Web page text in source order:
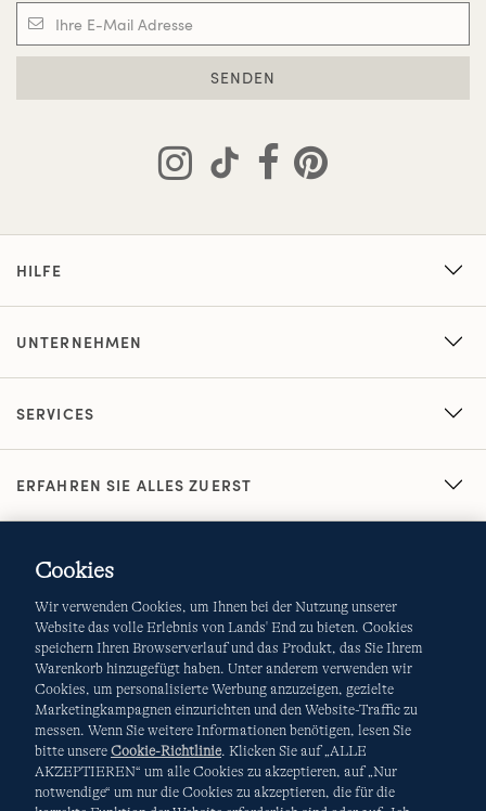
SENDEN
HILFE
UNTERNEHMEN
SERVICES
ERFAHREN SIE ALLES ZUERST
AGB Datenschutz & Sicherheit
Cookies-Ich möchte auswählen Site Map
Internationale Websites
Cookies
Wir verwenden Cookies, um Ihnen bei der Nutzung unserer
Website das volle Erlebnis von Lands' End zu bieten. Cookies
speichern Ihren Browserverlauf und das Produkt, das Sie Ihrem
Warenkorb hinzugefügt haben. Unter anderem verwenden wir
Cookies, um personalisierte Werbung anzuzeigen, gezielte
Marketingkampagnen einzurichten und den Website-Traffic zu
messen. Wenn Sie weitere Informationen benötigen, lesen Sie
bitte unsere Cookie-Richtlinie. Klicken Sie auf „ALLE
AKZEPTIEREN“ um alle Cookies zu akzeptieren, auf „Nur
notwendige“ um nur die Cookies zu akzeptieren, die für die